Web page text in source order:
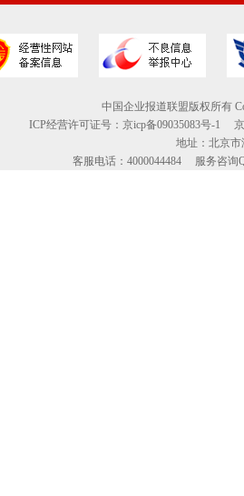
中国企业报道联盟版权所有
ICP经营许可证号：京icp备09035083号-1
地址：北京市
客服电话：4000044484 服务咨询